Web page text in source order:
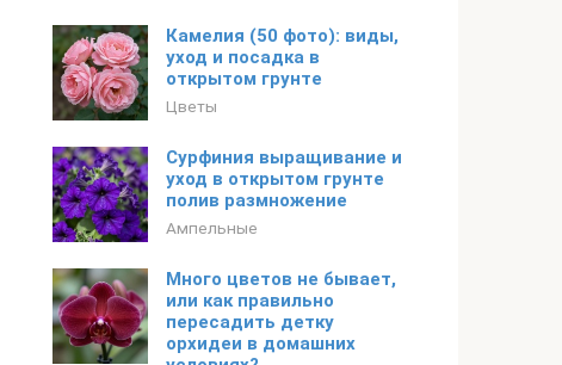
Камелия (50 фото): виды,
уход и посадка в
открытом грунте
Цветы
Сурфиния выращивание и
уход в открытом грунте
полив размножение
Ампельные
Много цветов не бывает,
или как правильно
пересадить детку
орхидеи в домашних